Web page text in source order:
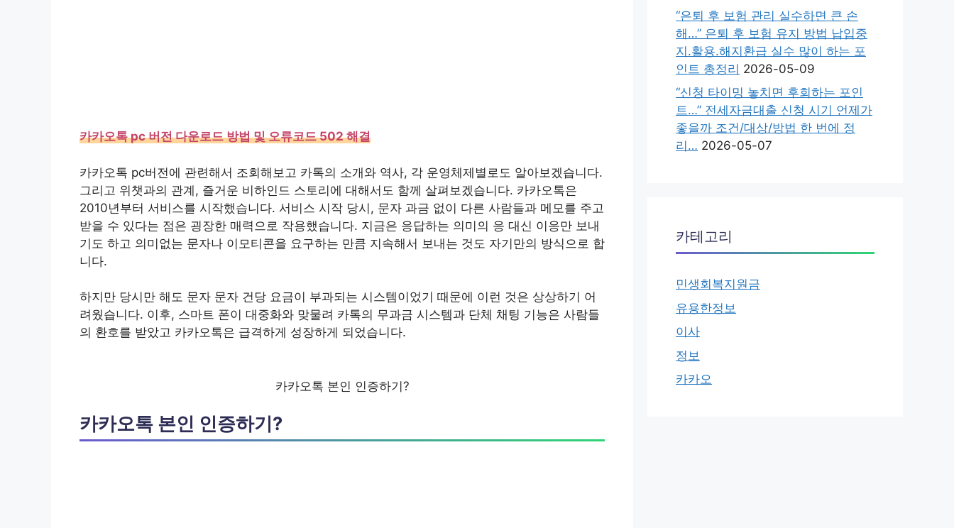
카카오톡 pc 버전 다운로드 방법 및 오류코드 502 해결
카카오톡 pc버전에 관련해서 조회해보고 카톡의 소개와 역사, 각 운영체제별로도 알아보겠습니다.
그리고 위챗과의 관계, 즐거운 비하인드 스토리에 대해서도 함께 살펴보겠습니다. 카카오톡은
2010년부터 서비스를 시작했습니다. 서비스 시작 당시, 문자 과금 없이 다른 사람들과 메모를 주고
받을 수 있다는 점은 굉장한 매력으로 작용했습니다. 지금은 응답하는 의미의 응 대신 이응만 보내
기도 하고 의미없는 문자나 이모티콘을 요구하는 만큼 지속해서 보내는 것도 자기만의 방식으로 합
니다.
하지만 당시만 해도 문자 문자 건당 요금이 부과되는 시스템이었기 때문에 이런 것은 상상하기 어
려웠습니다. 이후, 스마트 폰이 대중화와 맞물려 카톡의 무과금 시스템과 단체 채팅 기능은 사람들
의 환호를 받았고 카카오톡은 급격하게 성장하게 되었습니다.
카카오톡 본인 인증하기?
카카오톡 본인 인증하기?
“은퇴 후 보험 관리 실수하면 큰 손
해…” 은퇴 후 보험 유지 방법 납입중
지.활용.해지환급 실수 많이 하는 포
인트 총정리 2026-05-09
“신청 타이밍 놓치면 후회하는 포인
트…” 전세자금대출 신청 시기 언제가
좋을까 조건/대상/방법 한 번에 정
리… 2026-05-07
카테고리
민생회복지원금
유용한정보
이사
정보
카카오